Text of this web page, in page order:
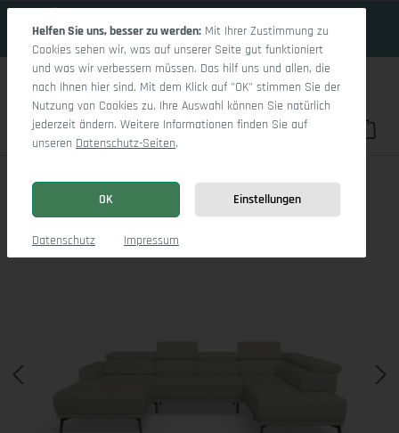
Du hast 0
Marco LO Aho kl Small R
Bildergalerie überspringen
Helfen Sie uns, besser zu werden: Mit Ihrer Zustimmung zu
Cookies sehen wir, was auf unserer Seite gut funktioniert
und was wir verbessern müssen. Das hilf uns und allen, die
nach Ihnen hier sind. Mit dem Klick auf "OK" stimmen Sie der
Nutzung von Cookies zu. Ihre Auswahl können Sie natürlich
jederzeit ändern. Weitere Informationen finden Sie auf
unseren Datenschutz-Seiten.
OK Einstellungen
Datenschutz Impressum